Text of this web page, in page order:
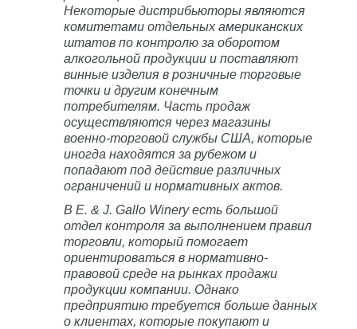
Некоторые дистрибьюторы являются
комитетами отдельных американских
штатов по контролю за оборотом
алкогольной продукции и поставляют
винные изделия в розничные торговые
точки и другим конечным
потребителям. Часть продаж
осуществляются через магазины
военно-торговой службы США, которые
иногда находятся за рубежом и
попадают под действие различных
ограничений и нормативных актов.
В E. & J. Gallo Winery есть большой
отдел контроля за выполнением правил
торговли, который помогает
ориентироваться в нормативно-
правовой среде на рынках продажи
продукции компании. Однако
предприятию требуется больше данных
о клиентах, которые покупают и